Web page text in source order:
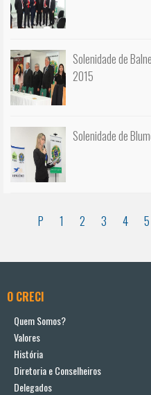
Solenidade de
2015
Solenidade de
P 1 2 3 4 5
O CRECI
Quem Somos?
Valores
História
Diretoria e Conselheiros
Delegados